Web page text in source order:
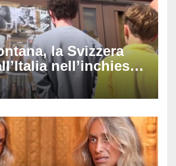
la Svizzera
nell’inchiesta
respinta la richiesta
parte civile